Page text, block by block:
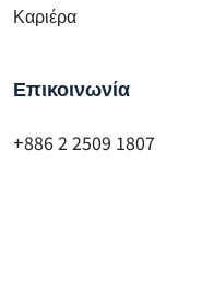
Ιστολόγιο